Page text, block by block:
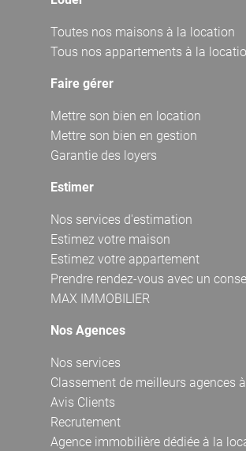
Toutes nos maisons à la location
Tous nos appartements à la
Faire gérer
Mettre son bien en location
Mettre son bien en gestion
Garantie des loyers
Estimer
Nos services d'estimation
Estimez votre maison
Estimez votre appartement
Prendre rendez-vous avec un
MAX IMMOBILIER
Nos Agences
Nos services
Classement de meilleurs agences
Avis Clients
Recrutement
Agence immobilière dédiée à la